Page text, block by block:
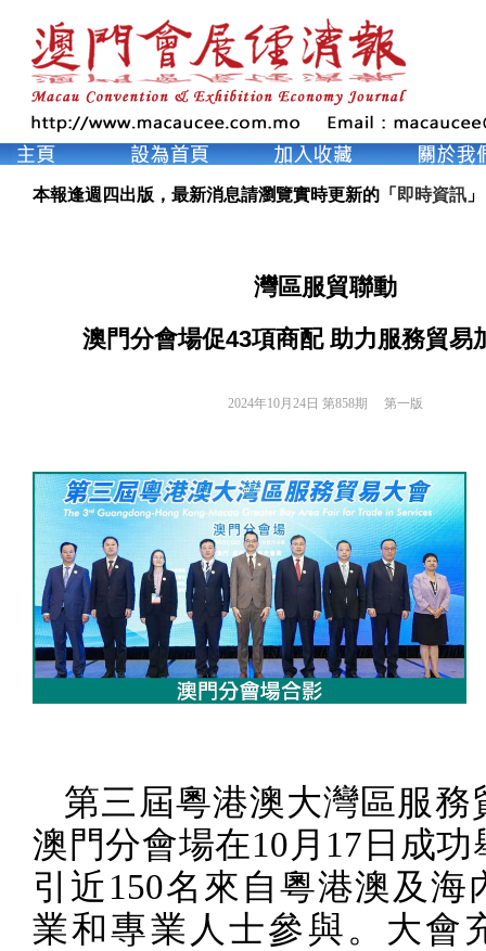
本報逢週四出版，最新消息請瀏覽實時更新的「 即時資訊 」
灣區服貿聯動
澳門分會場促43項商配 助力服務貿易
2024年10月24日 第858期 第一版
第三屆粵港澳大灣區服務
澳門分會場在10 月 17 日成
引近150名來自粵港澳及海
業和專業人士參與。大會